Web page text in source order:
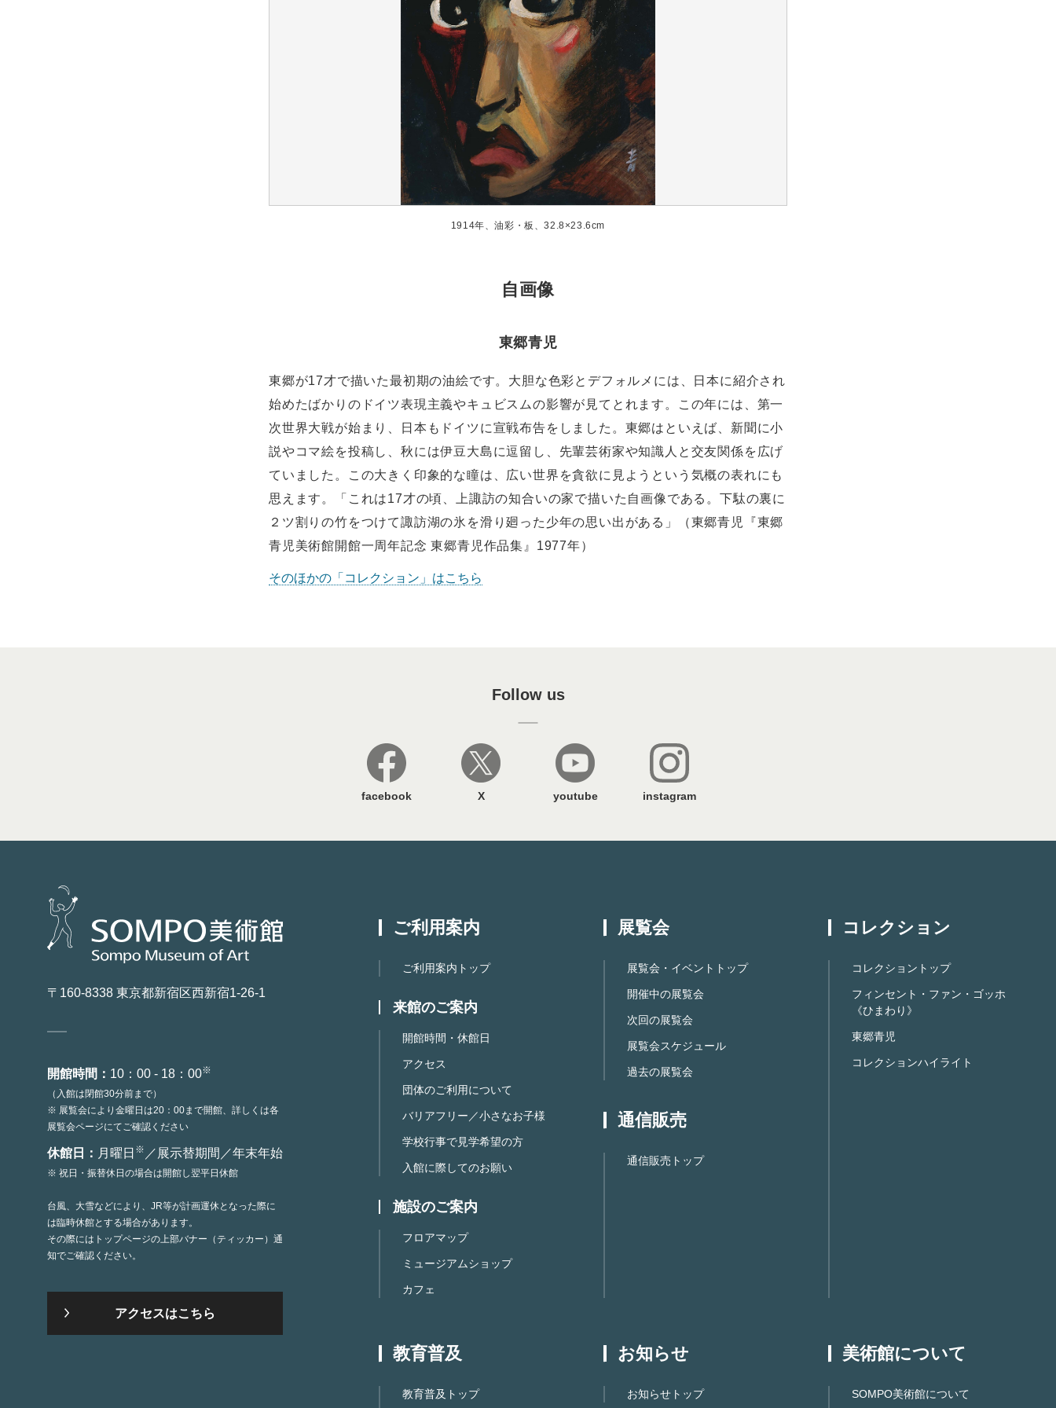
1914年、油彩・板、32.8×23.6cm
自画像
東郷青児
東郷が17才で描いた最初期の油絵です。大胆な色彩とデフォルメには、日本に紹介され
始めたばかりのドイツ表現主義やキュビスムの影響が見てとれます。この年には、第一
次世界大戦が始まり、日本もドイツに宣戦布告をしました。東郷はといえば、新聞に小
説やコマ絵を投稿し、秋には伊豆大島に逗留し、先輩芸術家や知識人と交友関係を広げ
ていました。この大きく印象的な瞳は、広い世界を貪欲に見ようという気概の表れにも
思えます。「これは17才の頃、上諏訪の知合いの家で描いた自画像である。下駄の裏に
２ツ割りの竹をつけて諏訪湖の氷を滑り廻った少年の思い出がある」（東郷青児『東郷
青児美術館開館一周年記念 東郷青児作品集』1977年）
そのほかの「コレクション」はこちら
Follow us
facebook X youtube instagram
〒160-8338 東京都新宿区西新宿1-26-1
開館時間： 10：00 - 18：00※
（入館は閉館30分前まで）
※ 展覧会により金曜日は20：00まで開館、詳しくは各
展覧会ページにてご確認ください
休館日： 月曜日 ※ ／展示替期間／年末年始
※ 祝日・振替休日の場合は開館し翌平日休館
台風、大雪などにより、JR等が計画運休となった際に
は臨時休館とする場合があります。
その際にはトップページの上部バナー（ティッカー）通
知でご確認ください。
アクセスはこちら
ご利用案内
ご利用案内トップ
来館のご案内
開館時間・休館日
アクセス
団体のご利用について
バリアフリー／小さなお子様
学校行事で見学希望の方
入館に際してのお願い
施設のご案内
フロアマップ
ミュージアムショップ
カフェ
展覧会
展覧会・イベントトップ
開催中の展覧会
次回の展覧会
展覧会スケジュール
過去の展覧会
通信販売
通信販売トップ
コレクション
コレクショントップ
フィンセント・ファン・ゴッホ
《ひまわり》
東郷青児
コレクションハイライト
教育普及
教育普及トップ
お知らせ
お知らせトップ
美術館について
SOMPO美術館について